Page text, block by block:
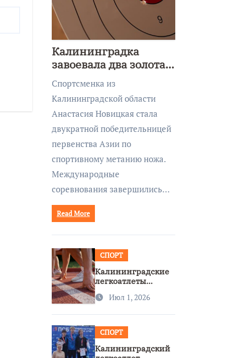
Калининградка
завоевала два золота
первенства Азии по
метанию ножа
Спортсменка из
Калининградской области
Анастасия Новицкая стала
двукратной победительницей
первенства Азии по
спортивному метанию ножа.
Международные
соревнования завершились…
Read More
СПОРТ
Калининградские
легкоатлеты
бронзы на
Июл 1, 2026
СПОРТ
Калининградский